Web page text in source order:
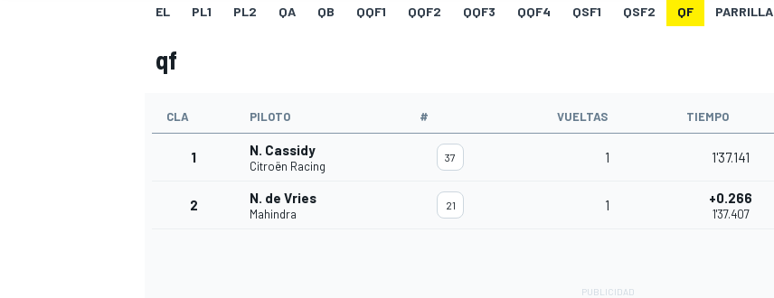
EL PL1 PL2 QA QB QQF1 QQF2 QQF3 QQF4 QSF1 QSF2 QF PARRILLA
qf
CLA PILOTO # VUELTAS TIEMPO
1 N. Cassidy
Citroën Racing
37 1 1'37.141
2 N. de Vries
Mahindra
21 1 +0.266
1'37.407